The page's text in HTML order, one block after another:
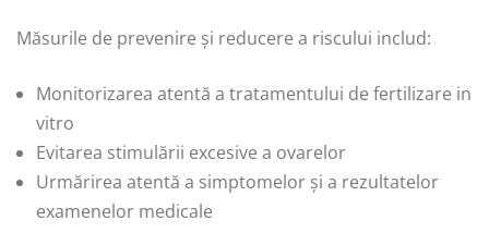
Măsurile de prevenire și reducere a riscului includ:
Monitorizarea atentă a tratamentului de fertilizare in
vitro
Evitarea stimulării excesive a ovarelor
Urmărirea atentă a simptomelor și a rezultatelor
examenelor medicale